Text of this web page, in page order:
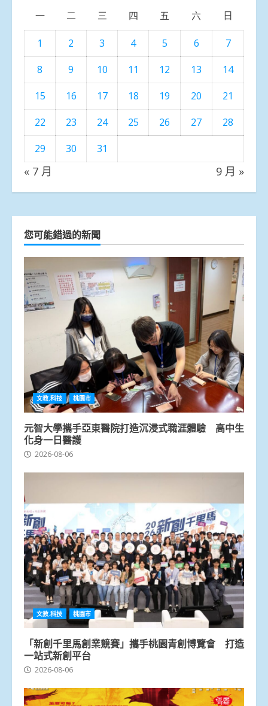
一 二 三 四 五 六 日
1 2 3 4 5 6
7
8
9 10 11 12 13
14
15
16 17 18 19 20
21
22
23 24 25 26 27
28
29
30 31
« 7 月 9 月 »
您可能錯過的新聞
文教.科技 桃園市
元智大學攜手亞東醫院打造沉浸式職涯體驗 高中生
化身一日醫護
2026-08-06
文教.科技 桃園市
「新創千里馬創業競賽」攜手桃園青創博覽會 打造
一站式新創平台
2026-08-06